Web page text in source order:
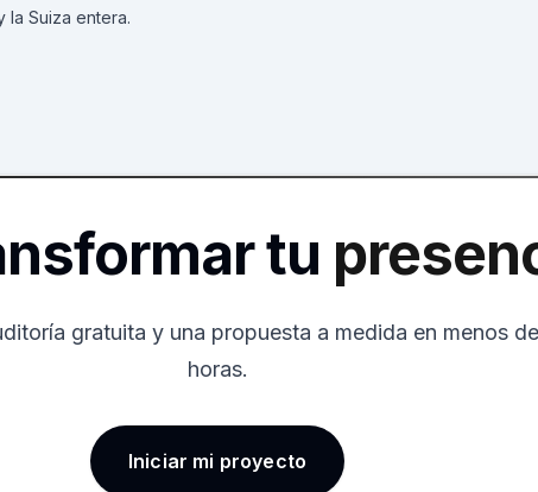
la Suiza entera.
tu
gratuita y una propuesta a medida en menos
horas.
Iniciar mi proyecto